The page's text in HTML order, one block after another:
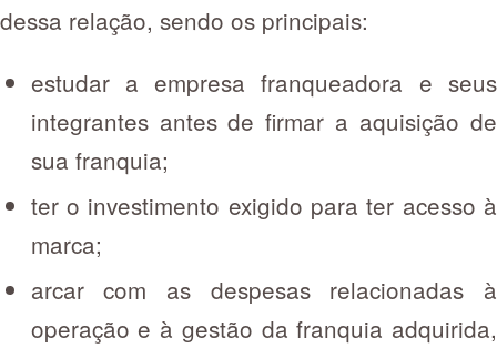
dessa relação, sendo os principais:
estudar a empresa franqueadora e seus
integrantes antes de firmar a aquisição de
sua franquia;
ter o investimento exigido para ter acesso à
marca;
arcar com as despesas relacionadas à
operação e à gestão da franquia adquirida,